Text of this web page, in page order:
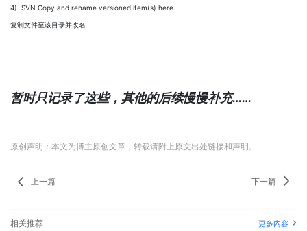
4) SVN Copy and rename versioned item(s) here
复制文件至该目录并改名
暂时只记录了这些，其他的后续慢慢补充……
原创声明：本文为博主原创文章，转载请附上原文出处链接和声明。
上一篇 下一篇
相关推荐 更多内容 >